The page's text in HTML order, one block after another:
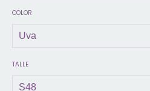
COLOR
TALLE